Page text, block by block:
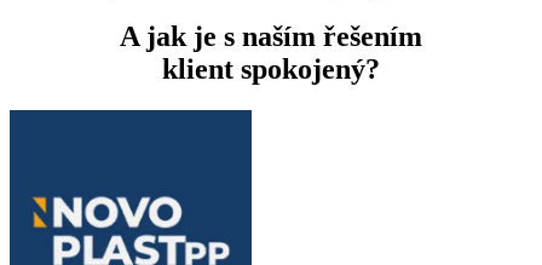
A jak je s naším řešením
klient spokojený?